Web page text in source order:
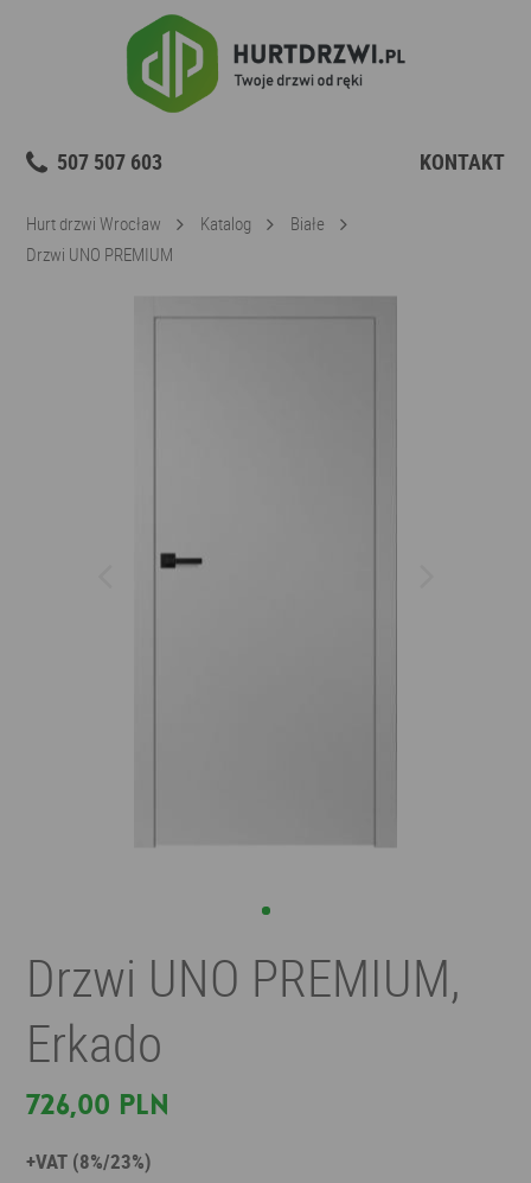
507 507 603 KONTAKT
Hurt drzwi Wrocław Katalog
Białe
Drzwi UNO PREMIUM
Drzwi UNO PREMIUM,
Erkado
726,00 PLN
+VAT (8%/23%)